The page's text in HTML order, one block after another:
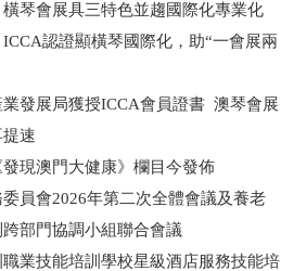
琴會展具三特色並趨國際化專業化
認證顯橫琴國際化，助“一會展兩
發展局獲授ICCA會員證書 澳琴會展
速
現澳門大健康》欄目今發佈
員會2026年第二次全體會議及養老
部門協調小組聯合會議
業技能培訓學校星級酒店服務技能培